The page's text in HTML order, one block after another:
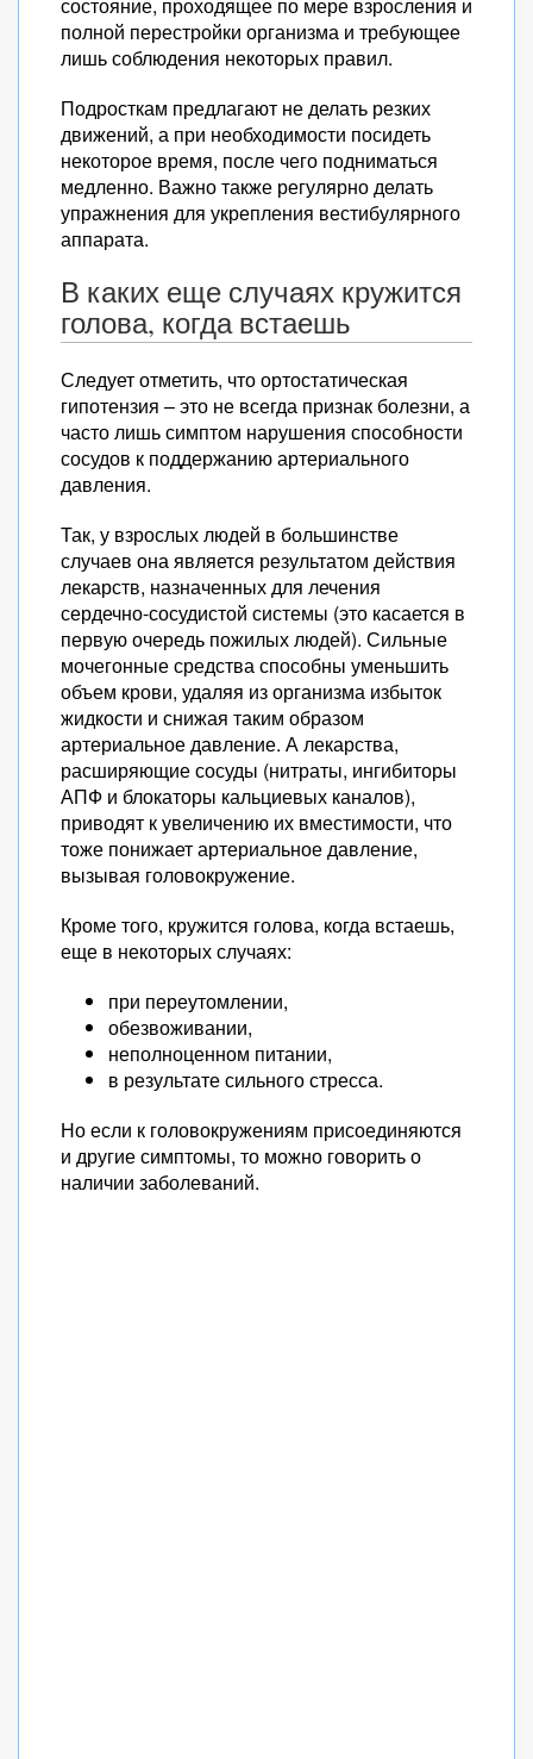
полной перестройки организма и требующее
лишь соблюдения некоторых правил.
Подросткам предлагают не делать резких
движений, а при необходимости посидеть
некоторое время, после чего подниматься
медленно. Важно также регулярно делать
упражнения для укрепления вестибулярного
аппарата.
В каких еще случаях кружится
голова, когда встаешь
Следует отметить, что ортостатическая
гипотензия – это не всегда признак болезни, а
часто лишь симптом нарушения способности
сосудов к поддержанию артериального
давления.
Так, у взрослых людей в большинстве
случаев она является результатом действия
лекарств, назначенных для лечения
сердечно-сосудистой системы (это касается в
первую очередь пожилых людей). Сильные
мочегонные средства способны уменьшить
объем крови, удаляя из организма избыток
жидкости и снижая таким образом
артериальное давление. А лекарства,
расширяющие сосуды (нитраты, ингибиторы
АПФ и блокаторы кальциевых каналов),
приводят к увеличению их вместимости, что
тоже понижает артериальное давление,
вызывая головокружение.
Кроме того, кружится голова, когда встаешь,
еще в некоторых случаях:
при переутомлении,
обезвоживании,
неполноценном питании,
в результате сильного стресса.
Но если к головокружениям присоединяются
и другие симптомы, то можно говорить о
наличии заболеваний.